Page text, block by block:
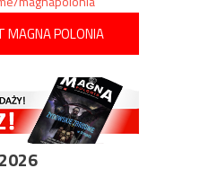
MAGNA POLONIA